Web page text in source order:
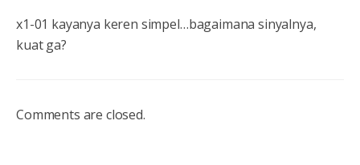
x1-01 kayanya keren simpel…bagaimana sinyalnya,
kuat ga?
Comments are closed.